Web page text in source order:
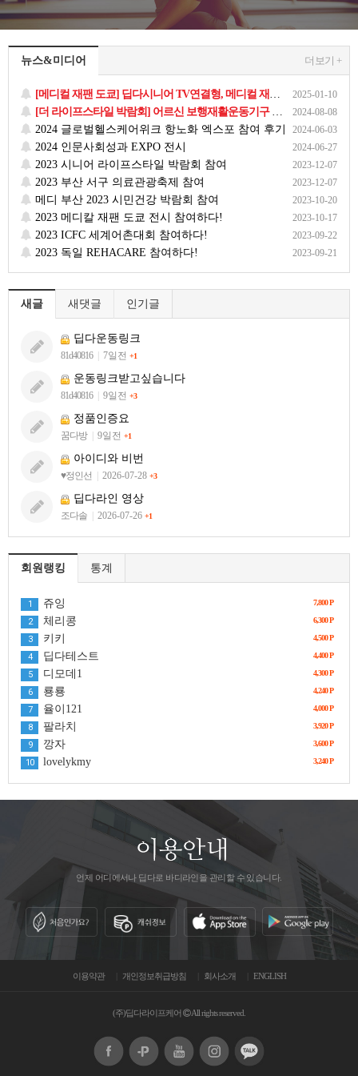
뉴스&미디어 더보기 +
2025-01-10
[메디컬 재팬 도쿄] 딥다시니어 TV연결형, 메디컬 재팬 2024 참가후기
2024-08-08
[더 라이프스타일 박람회] 어르신 보행재활운동기구 딥다시니어, 더 라이프 스타일 박람회 전시 후기
2024-06-03
2024 글로벌헬스케어위크 항노화 엑스포 참여 후기
2024-06-27
2024 인문사회성과 EXPO 전시
2023-12-07
2023 시니어 라이프스타일 박람회 참여
2023-12-07
2023 부산 서구 의료관광축제 참여
2023-10-20
메디 부산 2023 시민건강 박람회 참여
2023-10-17
2023 메디칼 재팬 도쿄 전시 참여하다!
2023-09-22
2023 ICFC 세계어촌대회 참여하다!
2023-09-21
2023 독일 REHACARE 참여하다!
새글 새댓글 인기글
딥다운동링크
81d40816 7일전 +1
운동링크받고싶습니다
81d40816 9일전 +3
정품인증요
꿈다방 9일전 +1
아이디와 비번
♥정인선 2026-07-28 +3
딥다라인 영상
조다솔 2026-07-26 +1
회원랭킹 통계
7,800 P
1 쥬잉
6,300 P
2 체리콩
4,500 P
3 키키
4,400 P
4 딥다테스트
4,300 P
5 디모데1
4,240 P
6 룡룡
4,000 P
7 율이121
3,920 P
8 팔라치
3,600 P
9 깡자
3,240 P
10 lovelykmy
언제 어디에서나 딥다로 바디라인을 관리할 수 있습니다.
이용약관 개인정보취급방침 회사소개 ENGLISH
(주)딥다라이프케어 All rights reserved.